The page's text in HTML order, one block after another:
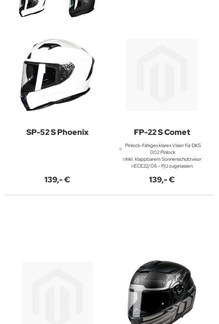
SP-52 S Phoenix
139,- €
FP-22 S Comet
Pinlock-fähiges klares Visier für DKS
002 Pinlock
Inkl. klappbarem Sonnenschutzvisor
ECE22/06 – P/J zugelassen
139,- €